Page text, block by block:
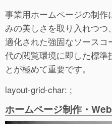
事業用ホームページの制
みの美しさを取り入れつ
適化された強固なソース
代の閲覧環境に即した標準
とが極めて重要です。
layout-grid-char: ;
ホームページ制作・